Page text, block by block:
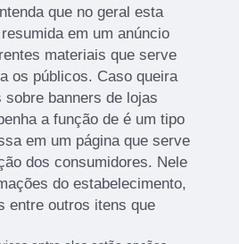
que no geral esta
em um anúncio
materiais que serve
os públicos. Caso queira
banners de lojas
a função de é um tipo
em um página que serve
dos consumidores. Nele
do estabelecimento,
entre outros itens que